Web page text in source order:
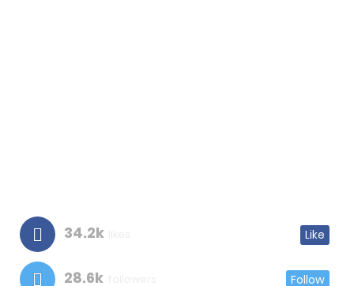
34.2k Like
28.6k Follow